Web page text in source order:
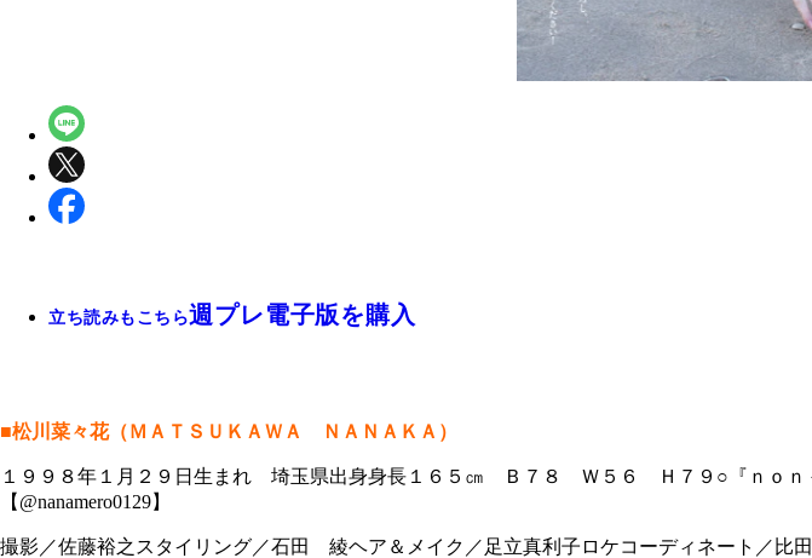
立ち読みもこちら週プレ電子版を購入
■松川菜々花（ＭＡＴＳＵＫＡＷＡ ＮＡＮＡＫＡ）
１９９８年１月２９日生まれ 埼玉県出身身長１６５㎝ Ｂ７８ Ｗ５６ Ｈ７９○『ｎｏｎ
【@nanamero0129】
撮影／佐藤裕之スタイリング／石田 綾ヘア＆メイク／足立真利子ロケコーディネート／